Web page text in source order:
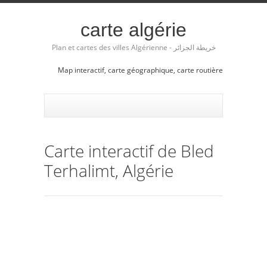
carte algérie
Plan et cartes des villes Algérienne - خريطة الجزائر
Map interactif, carte géographique, carte routière
Carte interactif de Bled
Terhalimt, Algérie